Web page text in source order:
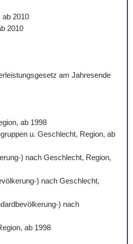
ab 2010
2010
am Jahresende
ab 1998
u. Geschlecht, Region, ab
) nach Geschlecht, Region,
) nach Geschlecht,
) nach
ab 1998